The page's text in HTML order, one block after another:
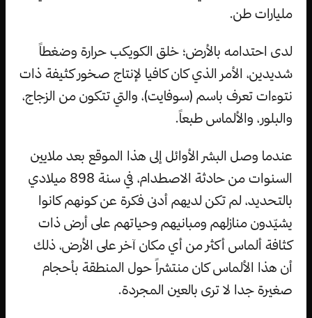
مليارات طن.
لدى احتدامه بالأرض؛ خلق الكويكب حرارة وضغطاً
شديدين، الأمر الذي كان كافيا لإنتاج صخور كثيفة ذات
نتوءات تعرف باسم (سوفايت)، والتي تتكون من الزجاج،
والبلور، والألماس طبعاً.
عندما وصل البشر الأوائل إلى هذا الموقع بعد ملايين
السنوات من حادثة الاصطدام، في سنة 898 ميلادي
بالتحديد، لم تكن لديهم أدنى فكرة عن كونهم كانوا
يشيّدون منازلهم ومبانيهم وحياتهم على أرض ذات
كثافة ألماس أكثر من أي مكان آخر على الأرض، ذلك
أن هذا الألماس كان منتشراً حول المنطقة بأحجام
صغيرة جدا لا ترى بالعين المجردة.